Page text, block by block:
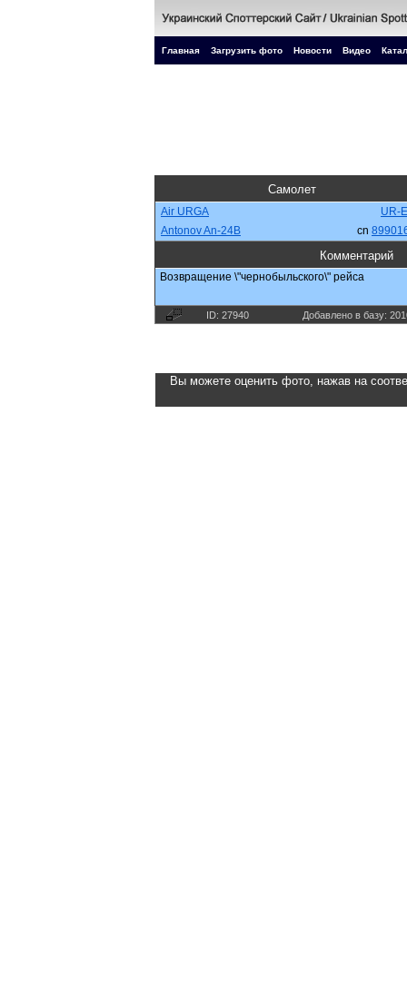
Главная Загрузить фото Новости Видео
Самолет
Air URGA
UR-
Antonov An-24B
cn
Комментарий
Возвращение \"чернобыльского\" рейса
ID: 27940 Добавлено в базу:
Вы можете оценить фото, нажав на